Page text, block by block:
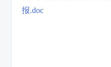
报.doc